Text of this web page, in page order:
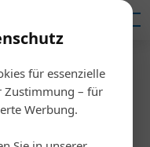
für essenzielle
Zustimmung – für
Werbung.